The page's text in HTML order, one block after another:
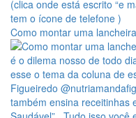
Como montar uma